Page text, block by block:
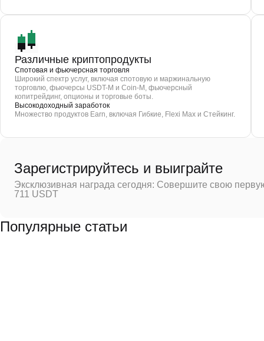
Различные криптопродукты
Спотовая и фьючерсная торговля
Широкий спектр услуг, включая спотовую и маржинальную
торговлю, фьючерсы USDT-M и Coin-M, фьючерсный
копитрейдинг, опционы и торговые боты.
Высокодоходный заработок
Множество продуктов Earn, включая Гибкие, Flexi Max и Стейкинг.
Зарегистрируйтесь и выиграйте
Эксклюзивная награда сегодня: Совершите свою
711 USDT
Популярные статьи